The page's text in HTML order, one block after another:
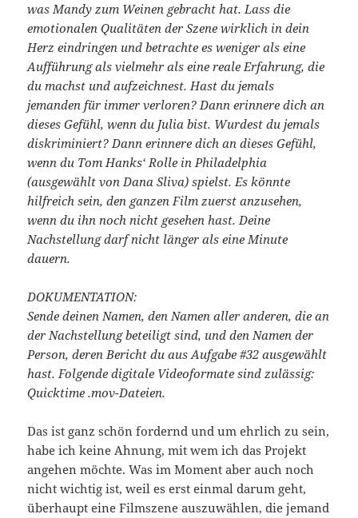
was Mandy zum Weinen gebracht hat. Lass die
emotionalen Qualitäten der Szene wirklich in dein
Herz eindringen und betrachte es weniger als eine
Aufführung als vielmehr als eine reale Erfahrung, die
du machst und aufzeichnest. Hast du jemals
jemanden für immer verloren? Dann erinnere dich an
dieses Gefühl, wenn du Julia bist. Wurdest du jemals
diskriminiert? Dann erinnere dich an dieses Gefühl,
wenn du Tom Hanks‘ Rolle in Philadelphia
(ausgewählt von Dana Sliva) spielst. Es könnte
hilfreich sein, den ganzen Film zuerst anzusehen,
wenn du ihn noch nicht gesehen hast. Deine
Nachstellung darf nicht länger als eine Minute
dauern.
DOKUMENTATION:
Sende deinen Namen, den Namen aller anderen, die an
der Nachstellung beteiligt sind, und den Namen der
Person, deren Bericht du aus Aufgabe #32 ausgewählt
hast. Folgende digitale Videoformate sind zulässig:
Quicktime .mov-Dateien.
Das ist ganz schön fordernd und um ehrlich zu sein,
habe ich keine Ahnung, mit wem ich das Projekt
angehen möchte. Was im Moment aber auch noch
nicht wichtig ist, weil es erst einmal darum geht,
überhaupt eine Filmszene auszuwählen, die jemand